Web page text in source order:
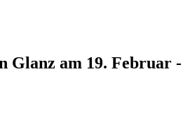
Glanz am 19. Februar -